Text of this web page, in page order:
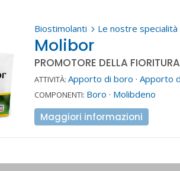
Biostimolanti 5 Le nostre specialità
Molibor
PROMOTORE DELLA
ATTIVITÀ: Apporto di boro ·Apporto
COMPONENTI: Boro · Molibdeno
Maggiori informazioni